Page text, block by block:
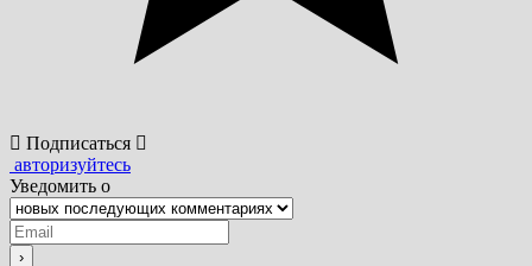
Подписаться
авторизуйтесь
Уведомить о